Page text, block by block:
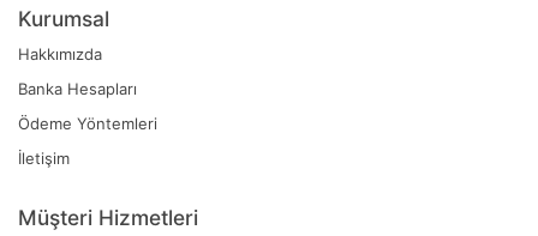
Kurumsal
Hakkımızda
Banka Hesapları
Ödeme Yöntemleri
İletişim
Müşteri Hizmetleri